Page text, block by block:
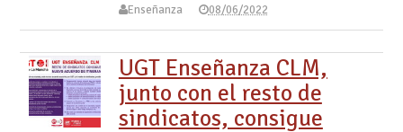
Enseñanza 08/06/2022
UGT Enseñanza CLM,
junto con el resto de
sindicatos, consigue